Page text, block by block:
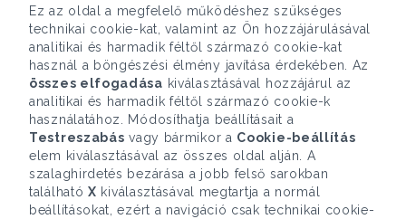
Ez az oldal a megfelelő működéshez szükséges
technikai cookie-kat, valamint az Ön hozzájárulásával
analitikai és harmadik féltől származó cookie-kat
használ a böngészési élmény javítása érdekében. Az
összes elfogadása kiválasztásával hozzájárul az
analitikai és harmadik féltől származó cookie-k
használatához. Módosíthatja beállításait a
Testreszabás vagy bármikor a Cookie-beállítás
elem kiválasztásával az összes oldal alján. A
szalaghirdetés bezárása a jobb felső sarokban
található X kiválasztásával megtartja a normál
beállításokat, ezért a navigáció csak technikai cookie-